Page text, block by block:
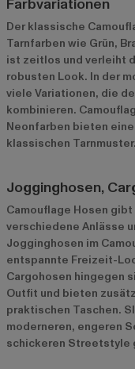
Farbvariationen
Der klassische
Tarnfarben wie Grün,
ist zeitlos und verleiht
robusten Look. In der
viele Variationen, die
kombinieren.
Neonfarben bieten
klassischen Tarnmuster.
Jogginghosen,
Camouflage Hosen
verschiedene Anlässe
Jogginghosen im
entspannte Freizeit-
Cargohosen hingegen
Outfit und bieten
praktischen Taschen.
moderneren, engeren
schickeren Streetstyle